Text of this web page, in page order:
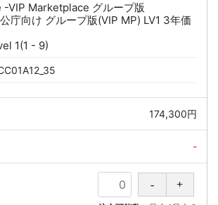
-VIP Marketplace グループ版
庁向け グループ版(VIP MP) LV1 3年価
1(1 - 9)
174,300円
-